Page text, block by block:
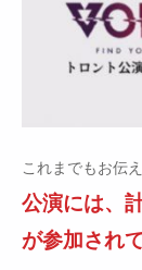
これまでもお伝
公演には、
が参加され